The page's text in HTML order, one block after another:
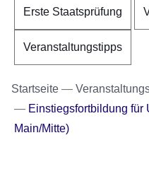
Erste Staatsprüfung
Veranstaltungstipps
Startseite
Einstiegsfortbildung für
Main/Mitte)